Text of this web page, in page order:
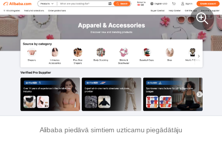
Alibaba piedāvā simtiem uzticamu piegādātāju